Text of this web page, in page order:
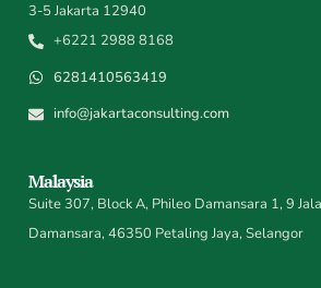
3-5 Jakarta 12940
+6221 2988 8168
6281410563419
info@jakartaconsulting.com
Malaysia
Suite 307, Block A, Phileo Damansara 1, 9
Damansara, 46350 Petaling Jaya, Selangor